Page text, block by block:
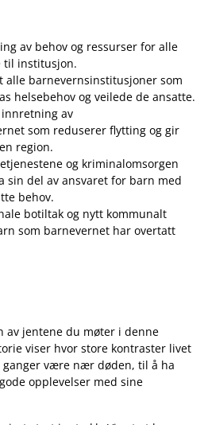
av behov og ressurser for alle
til institusjon.
alle barnevernsinstitusjoner som
helsebehov og veilede de ansatte.
av
som reduserer flytting og gir
region.
og kriminalomsorgen
sin del av ansvaret for barn med
behov.
botiltak og nytt kommunalt
som barnevernet har overtatt
av jentene du møter i denne
viser hvor store kontraster livet
ganger være nær døden, til å ha
opplevelser med sine